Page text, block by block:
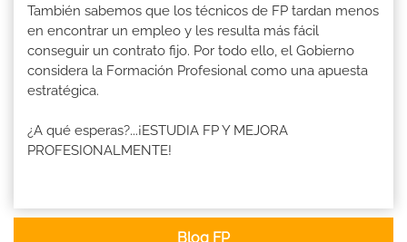
También sabemos que los técnicos de FP tardan menos
en encontrar un empleo y les resulta más fácil
conseguir un contrato fijo. Por todo ello, el Gobierno
considera la Formación Profesional como una apuesta
estratégica.
¿A qué esperas?...¡ESTUDIA FP Y MEJORA
PROFESIONALMENTE!
Blog FP